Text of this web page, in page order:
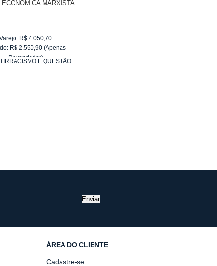
ECONÔMICA MARXISTA
R$ 4.050,70
R$ 2.550,90 (Apenas
Revendedor)
E QUESTÃO
Enviar
ÁREA DO CLIENTE
Cadastre-se